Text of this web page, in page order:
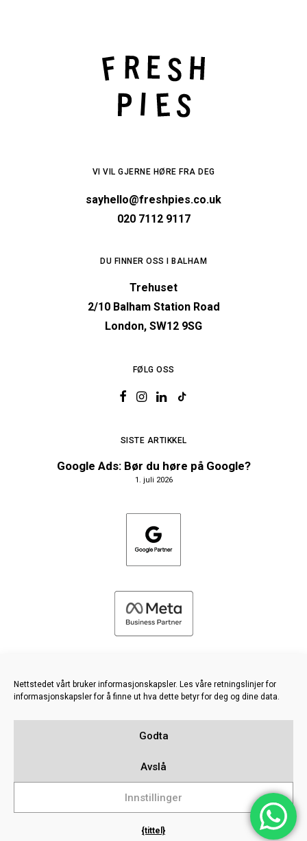
Nettstedet vårt bruker informasjonskapsler. Les våre retningslinjer for
informasjonskapsler for å finne ut hva dette betyr for deg og dine data.
Godta
Avslå
Innstillinger
{tittel}
VI VIL GJERNE HØRE FRA DEG
sayhello@freshpies.co.uk
020 7112 9117
DU FINNER OSS I BALHAM
Trehuset
2/10 Balham Station Road
London, SW12 9SG
FØLG OSS
SISTE ARTIKKEL
Google Ads: Bør du høre på Google?
1. juli 2026
2026 FRESH PIES LTD - ALLE RETTIGHETER FORBEHOLDT
Kunnskapsbase
Sitemap